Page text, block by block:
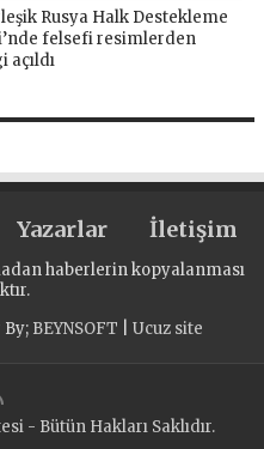
Rusya Halk Destekleme
felsefi resimlerden
açıldı
Yazarlar İletişim
haberlerin kopyalanması
BEYNSOFT Ucuz site
- Bütün Hakları Saklıdır.